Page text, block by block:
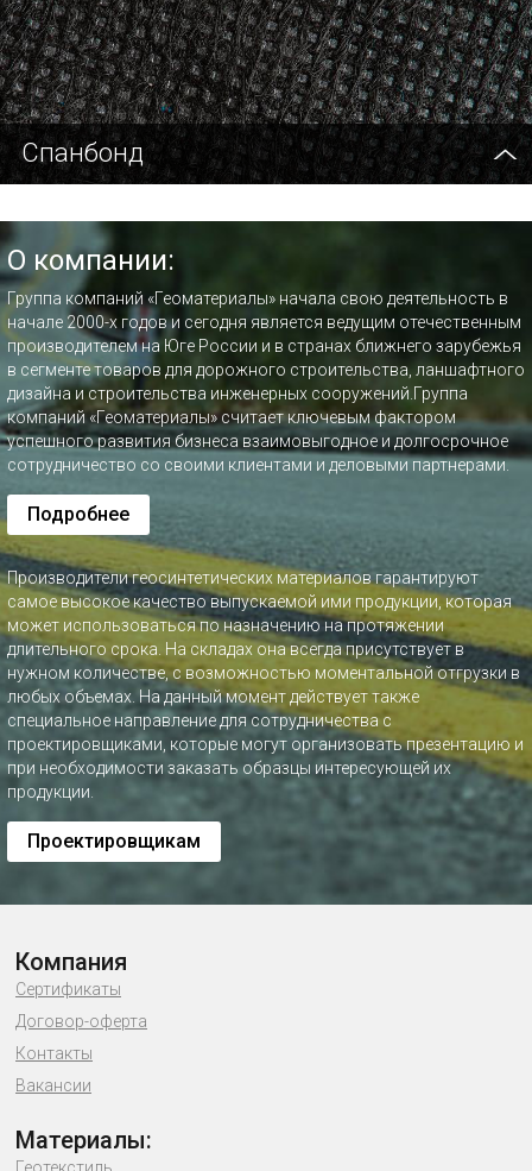
Cпанбонд
О компании:
Группа компаний «Геоматериалы» начала свою деятельность в
начале 2000-х годов и сегодня является ведущим отечественным
производителем на Юге России и в странах ближнего зарубежья
в сегменте товаров для дорожного строительства, ланшафтного
дизайна и строительства инженерных сооружений.Группа
компаний «Геоматериалы» считает ключевым фактором
успешного развития бизнеса взаимовыгодное и долгосрочное
сотрудничество со своими клиентами и деловыми партнерами.
Подробнее
Производители геосинтетических материалов гарантируют
самое высокое качество выпускаемой ими продукции, которая
может использоваться по назначению на протяжении
длительного срока. На складах она всегда присутствует в
нужном количестве, с возможностью моментальной отгрузки в
любых объемах. На данный момент действует также
специальное направление для сотрудничества с
проектировщиками, которые могут организовать презентацию и
при необходимости заказать образцы интересующей их
продукции.
Проектировщикам
Компания
Сертификаты
Договор-оферта
Контакты
Вакансии
Материалы: